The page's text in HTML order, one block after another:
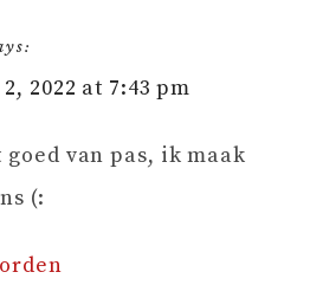
2022 at 7:43 pm
goed van pas, ik maak
(: